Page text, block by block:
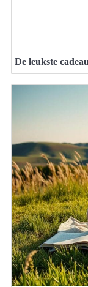
De leukste